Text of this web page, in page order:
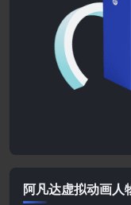
阿凡达虚拟动画人